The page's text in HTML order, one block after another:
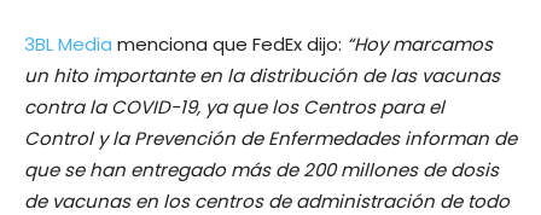
3BL Media menciona que FedEx dijo: “Hoy marcamos
un hito importante en la distribución de las vacunas
contra la COVID-19, ya que los Centros para el
Control y la Prevención de Enfermedades informan de
que se han entregado más de 200 millones de dosis
de vacunas en los centros de administración de todo